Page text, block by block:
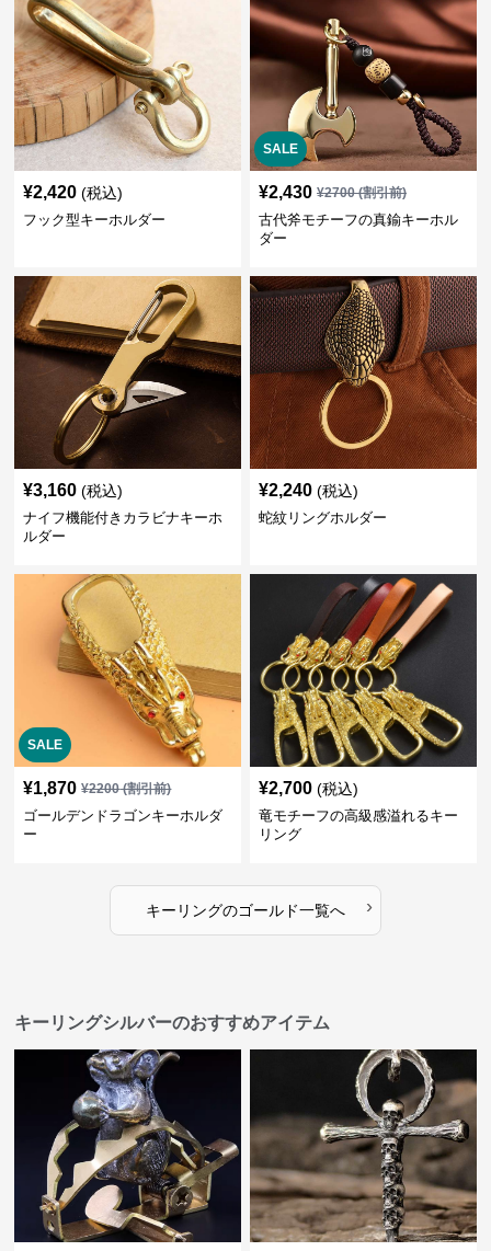
¥2,420 (税込)
フック型キーホルダー
SALE
¥2,430 ¥2700(割引前)
古代斧モチーフの真鍮キーホル
ダー
¥3,160 (税込)
ナイフ機能付きカラビナキーホ
ルダー
¥2,240 (税込)
蛇紋リングホルダー
SALE
¥1,870 ¥2200(割引前)
ゴールデンドラゴンキーホルダ
ー
¥2,700 (税込)
竜モチーフの高級感溢れるキー
リング
キーリングのゴールド一覧へ ›
キーリングシルバーのおすすめアイテム